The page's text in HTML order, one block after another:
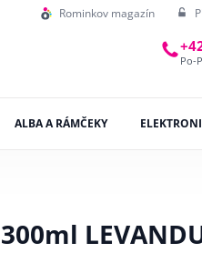
Rominkov magazín
Po-
ALBA A RÁMČEKY